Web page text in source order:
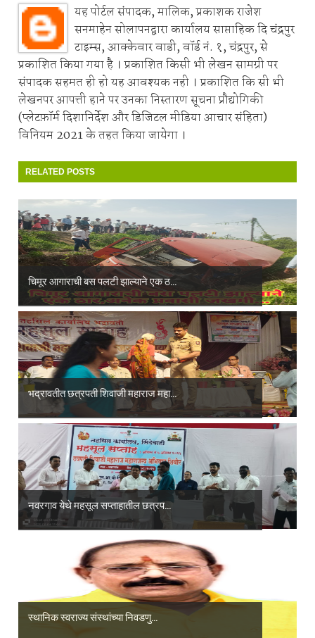
यह पोर्टल संपादक, मालिक, प्रकाशक राजेश
सनमाहेन सोलापनद्वारा कार्यालय साप्ताहिक दि चंद्रपुर
टाइम्स, आक्केवार वाडी, वॉर्ड नं. १, चंद्रपुर, से
प्रकाशित किया गया है । प्रकाशित किसी भी लेखन सामग्री पर
संपादक सहमत ही हो यह आवश्यक नही । प्रकाशित कि सी भी
लेखनपर आपत्ती हाने पर उनका निस्तारण सूचना प्रौद्योगिकी
(प्लेटफ़ॉर्म दिशानिर्देश और डिजिटल मीडिया आचार संहिता)
विनियम 2021 के तहत किया जायेगा ।
RELATED POSTS
चिमूर आगाराची बस पलटी झाल्याने एक ठ...
भद्रावतीत छत्रपती शिवाजी महाराज महा...
नवरगाव येथे महसूल सप्ताहातील छत्रप...
स्थानिक स्वराज्य संस्थांच्या निवडणु...